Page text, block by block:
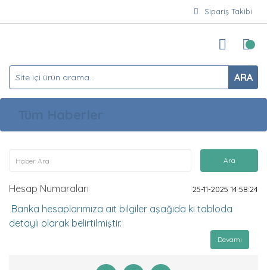
Sipariş Takibi
ARA
Hesap Numaraları 25-11-2025 14:58:24
Banka hesaplarımıza ait bilgiler aşağıda ki tabloda
detaylı olarak belirtilmiştir.
Devamı